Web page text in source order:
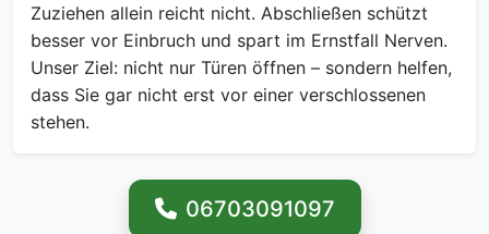
Zuziehen allein reicht nicht. Abschließen schützt
besser vor Einbruch und spart im Ernstfall Nerven.
Unser Ziel: nicht nur Türen öffnen – sondern helfen,
dass Sie gar nicht erst vor einer verschlossenen
stehen.
06703091097